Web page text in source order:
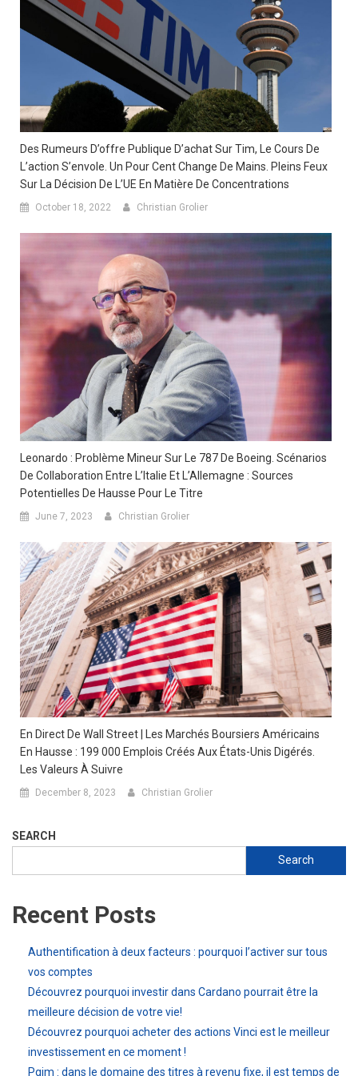
Des Rumeurs D’offre Publique D’achat Sur Tim, Le Cours De
L’action S’envole. Un Pour Cent Change De Mains. Pleins Feux
Sur La Décision De L’UE En Matière De Concentrations
October 18, 2022 Christian Grolier
Leonardo : Problème Mineur Sur Le 787 De Boeing. Scénarios
De Collaboration Entre L’Italie Et L’Allemagne : Sources
Potentielles De Hausse Pour Le Titre
June 7, 2023 Christian Grolier
En Direct De Wall Street | Les Marchés Boursiers Américains
En Hausse : 199 000 Emplois Créés Aux États-Unis Digérés.
Les Valeurs À Suivre
December 8, 2023 Christian Grolier
SEARCH
Search
Recent Posts
Authentification à deux facteurs : pourquoi l’activer sur tous
vos comptes
Découvrez pourquoi investir dans Cardano pourrait être la
meilleure décision de votre vie!
Découvrez pourquoi acheter des actions Vinci est le meilleur
investissement en ce moment !
Pgim : dans le domaine des titres à revenu fixe, il est temps de